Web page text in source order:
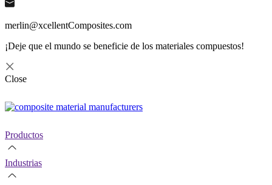
merlin@xcellentComposites.com
¡Deje que el mundo se beneficie de los materiales compuestos!
Close
Productos
Industrias